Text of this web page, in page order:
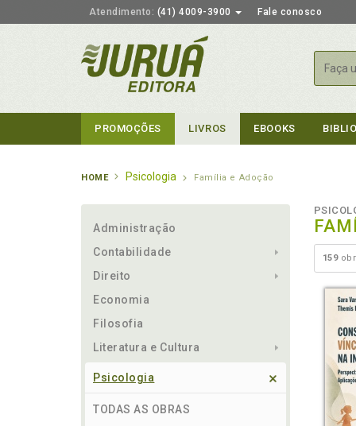
Atendimento: (41) 4009-3900 Fale conosco
PROMOÇÕES LIVROS EBOOKS
HOME Psicologia Família e Adoção
Administração
Contabilidade
Direito
Economia
Filosofia
Literatura e Cultura
Psicologia
TODAS AS OBRAS
159